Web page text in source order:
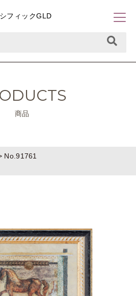
フィックGLD
商品
No.91761